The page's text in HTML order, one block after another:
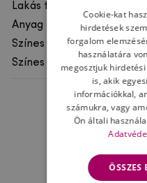
Lakás típusa
Anyag
Színes
Színes motívum
Ne
Cookie-kat
hirdetések
forgalom
használatára
megosztjuk
is, akik
információkkal,
számukra, vagy
Ön általi
ÖSSZES